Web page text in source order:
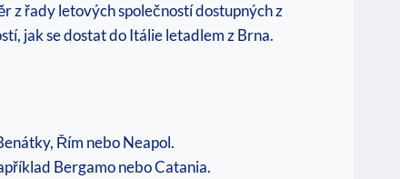
z řady letových společností dostupných z
jak se dostat do Itálie letadlem z Brna.
Řím nebo Neapol.
Bergamo nebo Catania.